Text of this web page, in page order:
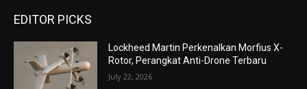
EDITOR PICKS
Lockheed Martin Perkenalkan Morfius X-
Rotor, Perangkat Anti-Drone Terbaru
July 22, 2026